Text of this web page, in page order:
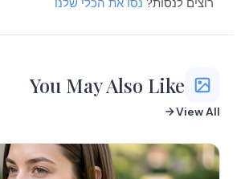
רוצים לנסות? נסו את הכלי שלנו
You May Also Like
View All